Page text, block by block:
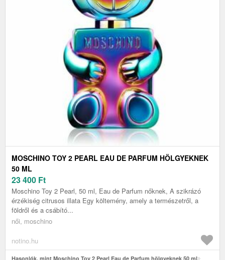
MOSCHINO TOY 2 PEARL EAU DE PARFUM HÖLGYEKNEK
50 ML
23 400 Ft
Moschino Toy 2 Pearl, 50 ml, Eau de Parfum nőknek, A szikrázó
érzékiség citrusos illata Egy költemény, amely a természetről, a
földről és a csábító...
női, moschino
notino.hu
Hasonlók, mint Moschino Toy 2 Pearl Eau de Parfum hölgyeknek 50 ml